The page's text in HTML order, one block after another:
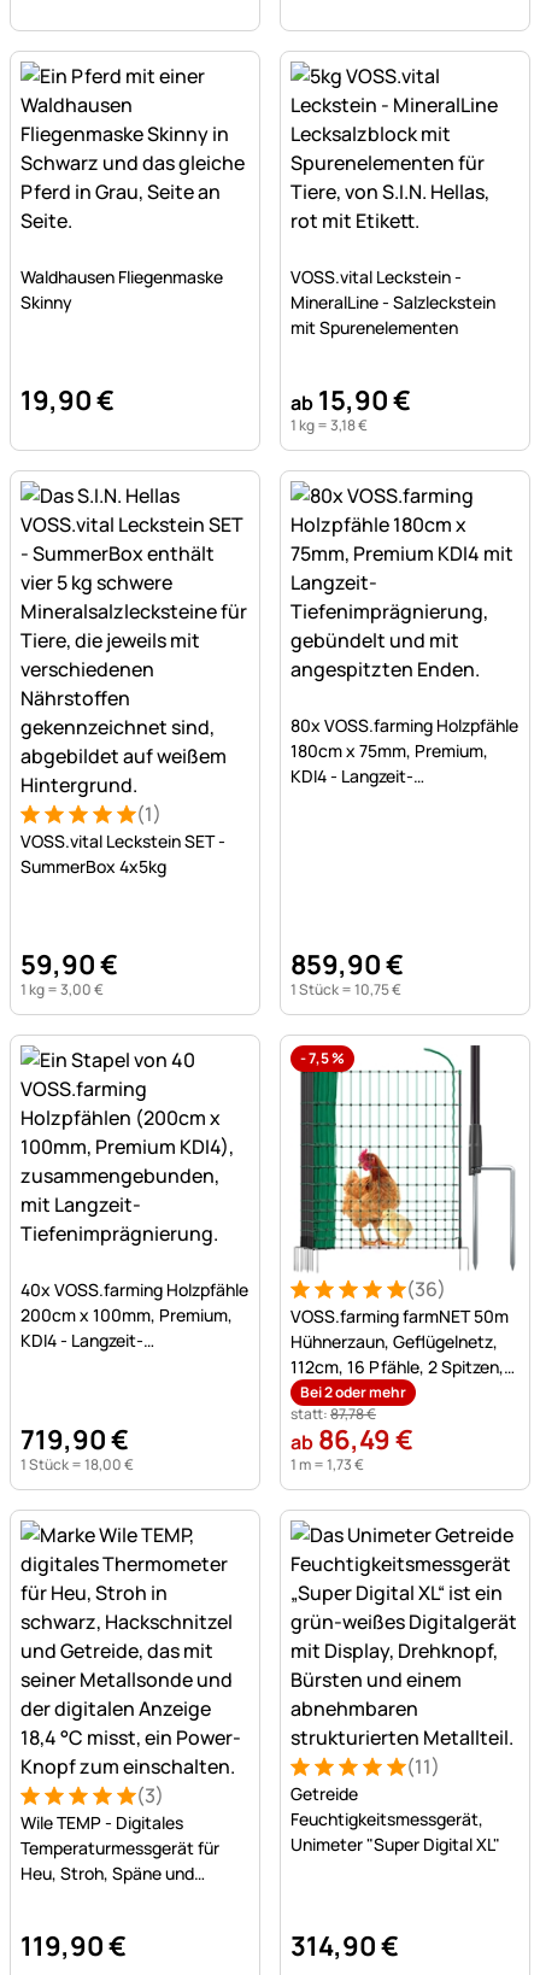
Waldhausen Fliegenmaske
Skinny
19,90€
VOSS.vital Leckstein -
MineralLine - Salzleckstein
mit Spurenelementen
ab 15,90€
1 kg =3,18€
Bewertung: 5 von 5 (1 Bewertungen)
1 Bewertung (1)
VOSS.vital Leckstein SET -
SummerBox 4x5kg
59,90€
1 kg =3,00€
80x VOSS.farming Holzpfähle
180cm x 75mm, Premium,
KDI4 - Langzeit-
859,90€
1 Stück =10,75€
Noch keine Bewertungen abgegeben
40x VOSS.farming Holzpfähle
200cm x 100mm, Premium,
KDI4 - Langzeit-
719,90€
1 Stück =18,00€
-7,5%
Bewertung: 5 von 5 (36
36 Bewertungen
(36)
VOSS.farming farmNET 50m
Hühnerzaun, Geflügelnetz,
112cm, 16 Pfähle, 2 Spitzen,
grün, ohne Strom
Bei 2 oder mehr
statt:87,78€
ab 86,49€
1 m =1,73€
Bewertung: 5 von 5 (3 Bewertungen)
3 Bewertungen
(3)
Wile TEMP - Digitales
Temperaturmessgerät für
Heu, Stroh, Späne und
119,90€
Bewertung: 5 von 5 (11
11 Bewertungen
(11)
Getreide
Feuchtigkeitsmessgerät,
Unimeter "Super Digital XL"
314,90€